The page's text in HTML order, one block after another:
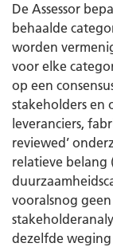
De Assessor
behaalde
worden
voor elke
op een
stakeholders en
leveranciers,
reviewed’
relatieve belang
vooralsnog
dezelfde weging